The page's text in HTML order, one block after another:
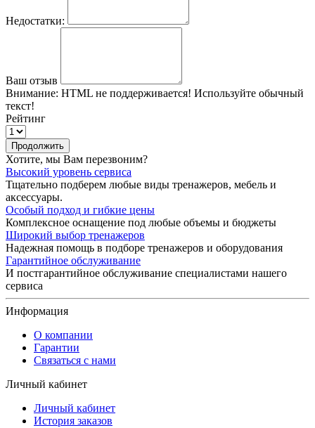
Недостатки:
Ваш отзыв
Внимание: HTML не поддерживается! Используйте обычный
текст!
Рейтинг
Продолжить
Хотите, мы Вам перезвоним?
Высокий уровень сервиса
Тщательно подберем любые виды тренажеров, мебель и
аксессуары.
Особый подход и гибкие цены
Комплексное оснащение под любые объемы и бюджеты
Широкий выбор тренажеров
Надежная помощь в подборе тренажеров и оборудования
Гарантийное обслуживание
И постгарантийное обслуживание специалистами нашего
сервиса
Информация
О компании
Гарантии
Связаться с нами
Личный кабинет
Личный кабинет
История заказов